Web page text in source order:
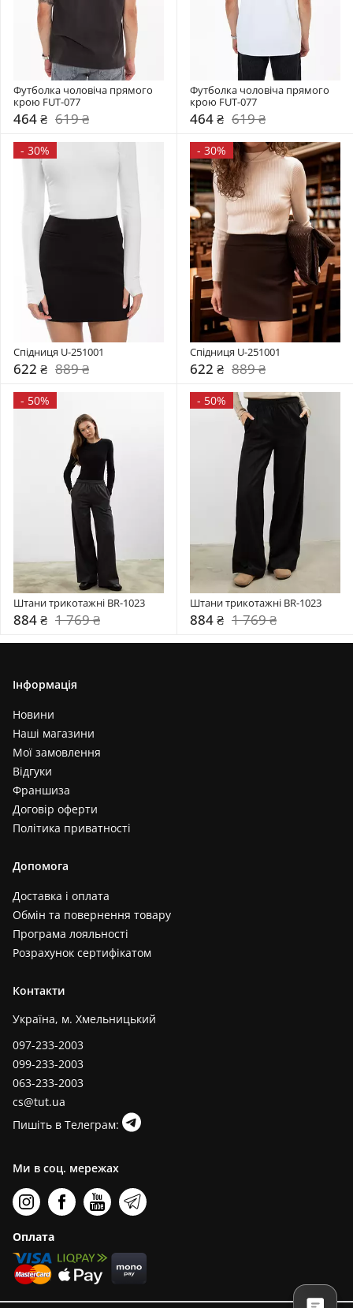
Футболка чоловіча прямого
крою FUT-077
464 ₴ 619 ₴
Футболка чоловіча прямого
крою FUT-077
464 ₴ 619 ₴
- 30%
Спідниця U-251001
622 ₴ 889 ₴
- 30%
Спідниця U-251001
622 ₴ 889 ₴
- 50%
Штани трикотажні BR-1023
884 ₴ 1 769 ₴
- 50%
Штани трикотажні BR-1023
884 ₴ 1 769 ₴
Інформація
Новини
Наші магазини
Мої замовлення
Відгуки
Франшиза
Договір оферти
Політика приватності
Допомога
Доставка і оплата
Обмін та повернення товару
Програма лояльності
Розрахунок сертифікатом
Контакти
Україна, м. Хмельницький
097-233-2003
099-233-2003
063-233-2003
cs@tut.ua
Пишіть в Телеграм:
Ми в соц. мережах
Оплата